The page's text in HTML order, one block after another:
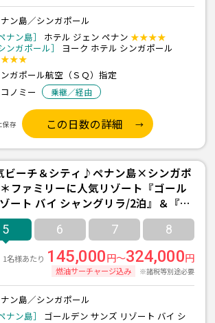
ン島／シンガポール
ナン島］ ホテル ジェン ペナン ★★★★
ンガポール］
ヨーク ホテル シンガポール
ガポール航空（ＳＱ）指定
ノミー 乗継／経由
保存 この日数の詳細
ビーチ＆シティ♪ペナン島×シンガポ
ファミリーに人気リゾート『ゴール
ート バイ シャングリラ/2泊』＆『ヨ
』宿泊 ≪成田発/シンガポール航空利
5 6 7 8
1名様あたり 145,000円～324,000円
燃油サーチャージ込み ※諸税等別途必要
ン島／シンガポール
ナン島］
ゴールデン サンズ リゾート バイ シ